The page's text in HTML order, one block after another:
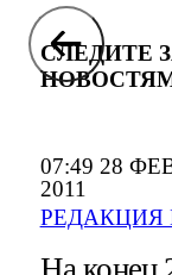
07:49 28
2011
РЕДАКЦИЯ
СЛЕДИТЕ